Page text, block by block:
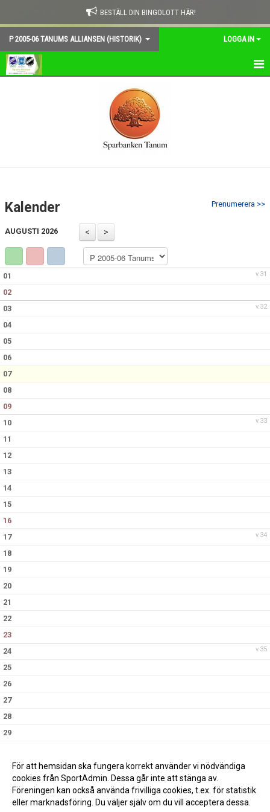
BESTÄLL DIN BINGOLOTT HÄR!
P 2005-06 TANUMS ALLIANSEN (HISTORIK) LOGGA IN
DOKUMENT
Prenumerera >>
Kalender
AUGUSTI 2026
v.31
01
02
v.32
03
04
05
06
07
08
09
v.33
10
11
12
13
14
15
16
v.34
17
18
19
20
21
22
23
v.35
24
25
26
27
28
29
För att hemsidan ska fungera korrekt använder vi nödvändiga
cookies från SportAdmin. Dessa går inte att stänga av.
Föreningen kan också använda frivilliga cookies, t.ex. för statistik
eller marknadsföring. Du väljer själv om du vill acceptera dessa.